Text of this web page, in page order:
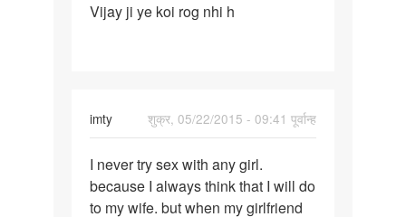
Vijay
nhi
h
Vijay ji ye koi rog nhi h
imty
शुक्र, 05/22/2015 - 09:41 पूर्वान्ह
I
never
try
I never try sex with any girl.
because I always think that I will do
to my wife. but when my girlfriend